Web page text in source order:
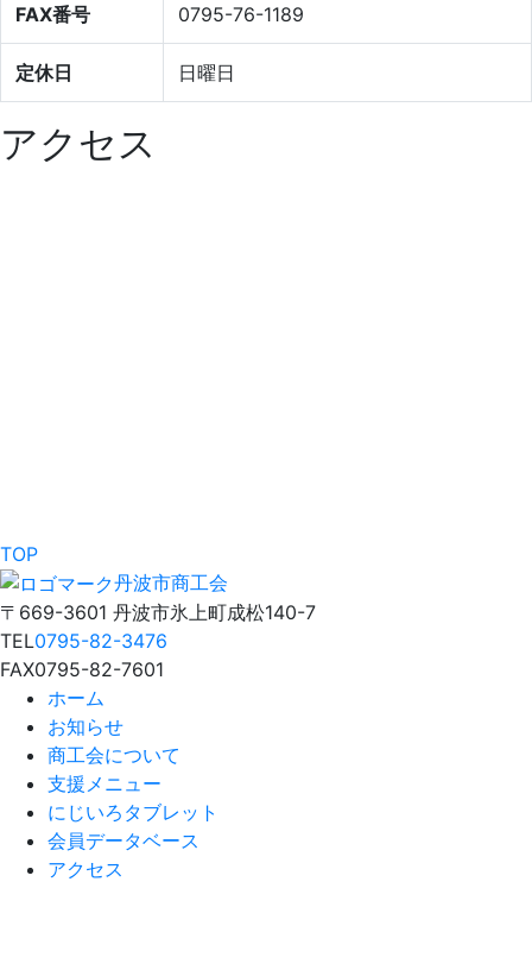
FAX番号 0795-76-1189
定休日 日曜日
アクセス
TOP
丹波市商工会
〒669-3601 丹波市氷上町成松140-7
TEL0795-82-3476
FAX0795-82-7601
ホーム
お知らせ
商工会について
支援メニュー
にじいろタブレット
会員データベース
アクセス